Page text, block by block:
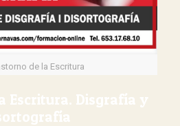
de la Escritura
Escritura. Disgrafía y